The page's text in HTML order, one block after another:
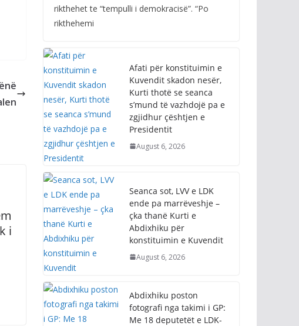
i
rikthehet te “tempulli i demokracisë”. “Po
rikthehemi
Afati për konstituimin e
Kuvendit skadon nesër,
Kurti thotë se seanca
s’mund të vazhdojë pa e
zgjidhur çështjen e
Presidentit
August 6, 2026
Seanca sot, LVV e LDK
ende pa marrëveshje –
çka thanë Kurti e
Abdixhiku për
konstituimin e Kuvendit
August 6, 2026
Abdixhiku poston
fotografi nga takimi i GP:
Me 18 deputetët e LDK-